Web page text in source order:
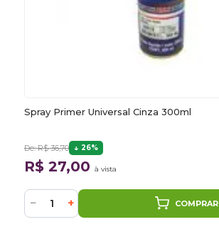
Spray Primer Universal Cinza 300ml
De: R$ 36,70 26%
R$ 27,00 à vista
− + COMPRAR